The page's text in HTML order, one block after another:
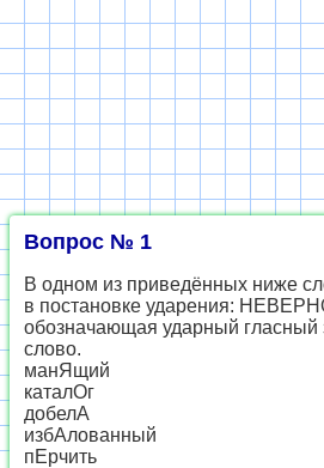
Вопрос № 1
В одном из приведённых ниже
в постановке ударения:
обозначающая ударный гласный
слово.
манЯщий
каталОг
добелА
избАлованный
пЕрчить